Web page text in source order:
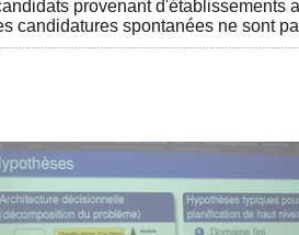
provenant
candidatures spontanées ne sont